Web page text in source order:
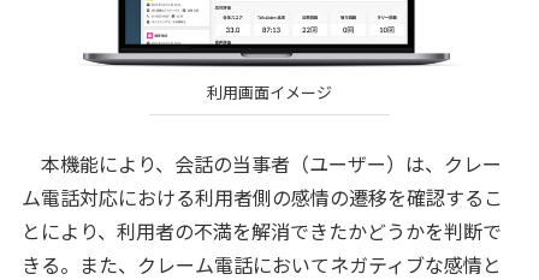
利用画面イメージ
本機能により、会話の当事者（ユーザー）は、クレー
ム電話対応における利用者側の感情の遷移を確認するこ
とにより、利用者の不満を解消できたかどうかを判断で
きる。また、クレーム電話においてネガティブな感情と